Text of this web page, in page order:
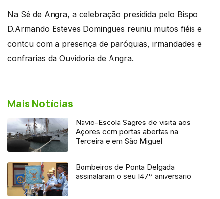
Na Sé de Angra, a celebração presidida pelo Bispo
D.Armando Esteves Domingues reuniu muitos fiéis e
contou com a presença de paróquias, irmandades e
confrarias da Ouvidoria de Angra.
Mais Notícias
Navio-Escola Sagres de visita aos
Açores com portas abertas na
Terceira e em São Miguel
Bombeiros de Ponta Delgada
assinalaram o seu 147º aniversário